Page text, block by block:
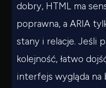
dobry, HTML ma
poprawna, a ARIA
stany i relacje. Jeśli
kolejność, łatwo
interfejs wygląda na